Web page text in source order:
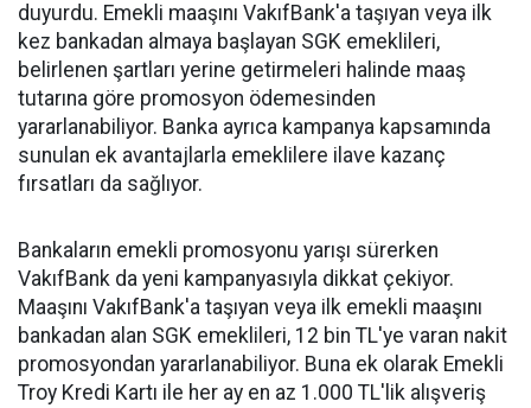
duyurdu. Emekli maaşını VakıfBank'a taşıyan veya ilk
kez bankadan almaya başlayan SGK emeklileri,
belirlenen şartları yerine getirmeleri halinde maaş
tutarına göre promosyon ödemesinden
yararlanabiliyor. Banka ayrıca kampanya kapsamında
sunulan ek avantajlarla emeklilere ilave kazanç
fırsatları da sağlıyor.
Bankaların emekli promosyonu yarışı sürerken
VakıfBank da yeni kampanyasıyla dikkat çekiyor.
Maaşını VakıfBank'a taşıyan veya ilk emekli maaşını
bankadan alan SGK emeklileri, 12 bin TL'ye varan nakit
promosyondan yararlanabiliyor. Buna ek olarak Emekli
Troy Kredi Kartı ile her ay en az 1.000 TL'lik alışveriş